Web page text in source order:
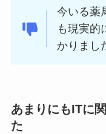
今いる薬
も現実的
かりまし
あまりにもITに
た